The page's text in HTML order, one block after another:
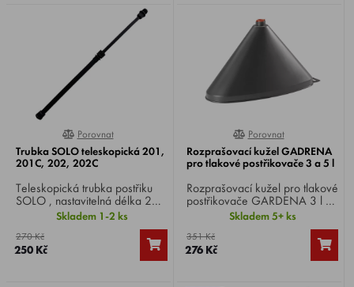
0%
Porovnat
Trubka SOLO teleskopická 201,
201C, 202, 202C
Teleskopická trubka postřiku
SOLO , nastavitelná délka 25-
50 cm, pro ruční
postřikovače SOLO 201,
201C, 202, 202C.
Skladem 1-2 ks
270 Kč
250 Kč
0%
Porovnat
Rozprašovací kužel GADRENA
pro tlakové postřikovače 3 a 5 l
Rozprašovací kužel pro tlakové
postřikovače GARDENA 3 l a
Skladem 5+ ks
351 Kč
276 Kč